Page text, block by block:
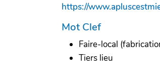
https://
Mot Clef
Faire-local
Tiers lieu